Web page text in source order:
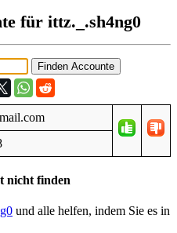
für ittz._.sh4ng0
nicht finden
und alle helfen, indem Sie es in